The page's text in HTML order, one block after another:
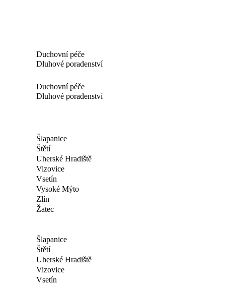
Duchovní péče
Dluhové poradenství
Duchovní péče
Dluhové poradenství
Šlapanice
Štětí
Uherské Hradiště
Vizovice
Vsetín
Vysoké Mýto
Zlín
Žatec
Šlapanice
Štětí
Uherské Hradiště
Vizovice
Vsetín